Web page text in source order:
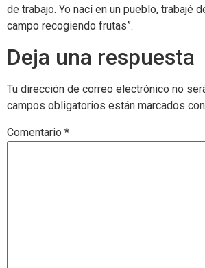
de trabajo. Yo nací en un pueblo, trabajé
campo recogiendo frutas”.
Deja una respuesta
Tu dirección de correo electrónico no
campos obligatorios están marcados con
Comentario *